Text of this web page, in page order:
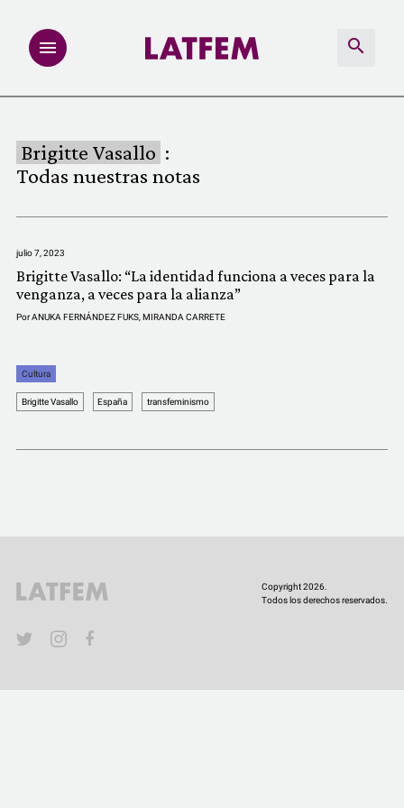
INVESTIGACIONES
MULTIMEDIA
LATFEMLAB.
PRODUCTOS
COMUNIDAD
Brigitte Vasallo :
Todas nuestras notas
julio 7, 2023
Brigitte Vasallo: “La identidad funciona a veces para la
venganza, a veces para la alianza”
PorANUKA FERNÁNDEZ FUKS MIRANDA CARRETE
Cultura
Brigitte Vasallo España transfeminismo
Copyright 2026.
Todos los derechos reservados.